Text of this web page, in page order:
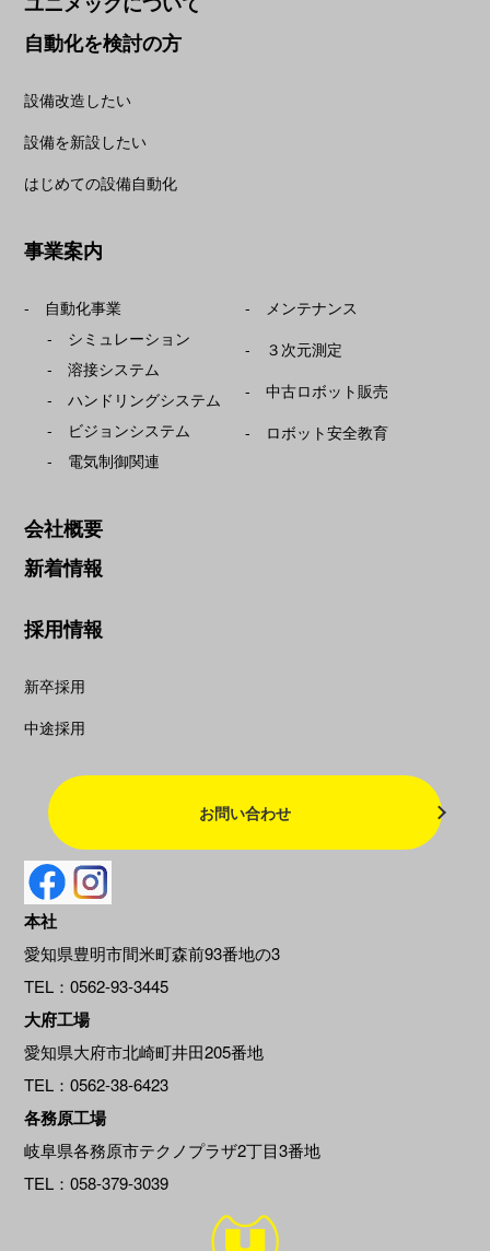
自動化を検討の方
設備改造したい
設備を新設したい
はじめての設備自動化
事業案内
自動化事業
シミュレーション
溶接システム
ハンドリングシステム
ビジョンシステム
電気制御関連
メンテナンス
３次元測定
中古ロボット販売
ロボット安全教育
会社概要
新着情報
採用情報
新卒採用
中途採用
お問い合わせ
本社
愛知県豊明市間米町森前93番地の3
TEL：0562-93-3445
大府工場
愛知県大府市北崎町井田205番地
TEL：0562-38-6423
各務原工場
岐阜県各務原市テクノプラザ2丁目3番地
TEL：058-379-3039